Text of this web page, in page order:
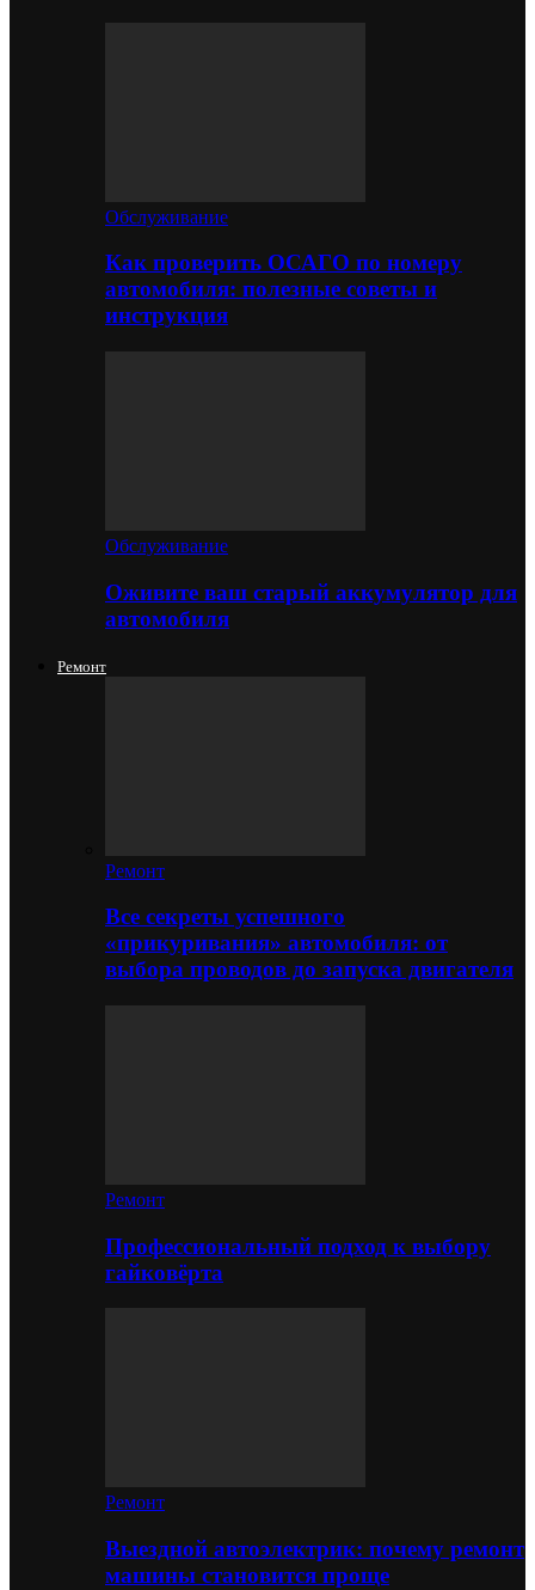
Обслуживание
Как проверить ОСАГО по номеру
автомобиля: полезные советы и
инструкция
Обслуживание
Оживите ваш старый аккумулятор для
автомобиля
Ремонт
Ремонт
Все секреты успешного
«прикуривания» автомобиля: от
выбора проводов до запуска двигателя
Ремонт
Профессиональный подход к выбору
гайковёрта
Ремонт
Выездной автоэлектрик: почему ремонт
машины становится проще